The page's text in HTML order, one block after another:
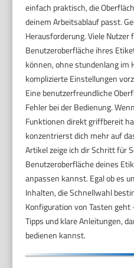
einfach praktisch, die
deinem Arbeitsablauf passt.
Herausforderung. Viele Nutzer
Benutzeroberfläche ihres
können, ohne stundenlang im
komplizierte Einstellungen
Eine benutzerfreundliche
Fehler bei der Bedienung.
Funktionen direkt griffbereit
konzentrierst dich mehr auf
Artikel zeige ich dir Schritt für
Benutzeroberfläche deines
anpassen kannst. Egal ob es
Inhalten, die Schnellwahl
Konfiguration von Tasten
Tipps und klare Anleitungen,
bedienen kannst.